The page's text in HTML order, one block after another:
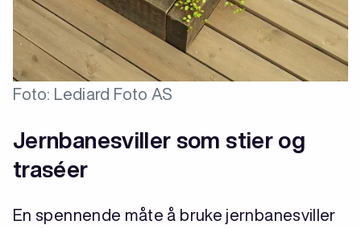
Foto: Lediard Foto AS
Jernbanesviller som stier og
traséer
En spennende måte å bruke jernbanesviller